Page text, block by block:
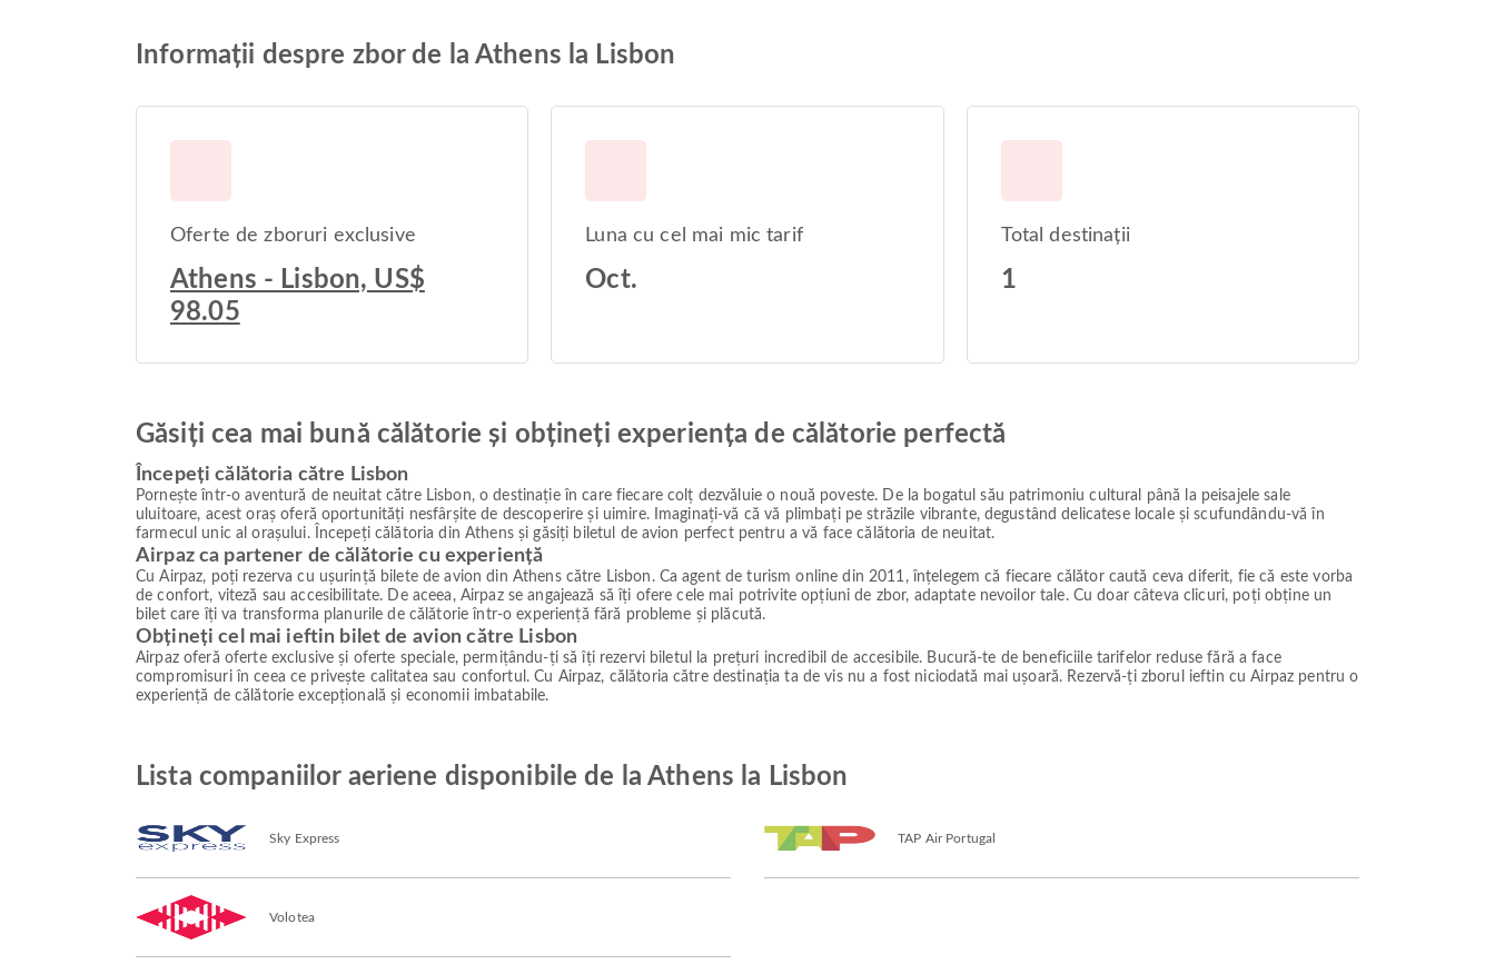
Informații despre zbor de la Athens la Lisbon
Oferte de zboruri exclusive
Athens - Lisbon, US$
98.05
Luna cu cel mai mic tarif
Oct.
Total destinații
1
Găsiți cea mai bună călătorie și obțineți experiența de călătorie perfectă
Începeți călătoria către Lisbon
Pornește într-o aventură de neuitat către Lisbon, o destinație în care fiecare colț dezvăluie o nouă poveste. De la bogatul său patrimoniu cultural până la peisajele sale
uluitoare, acest oraș oferă oportunități nesfârșite de descoperire și uimire. Imaginați-vă că vă plimbați pe străzile vibrante, degustând delicatese locale și scufundându-vă în
farmecul unic al orașului. Începeți călătoria din Athens și găsiți biletul de avion perfect pentru a vă face călătoria de neuitat.
Airpaz ca partener de călătorie cu experiență
Cu Airpaz, poți rezerva cu ușurință bilete de avion din Athens către Lisbon. Ca agent de turism online din 2011, înțelegem că fiecare călător caută ceva diferit, fie că este vorba
de confort, viteză sau accesibilitate. De aceea, Airpaz se angajează să îți ofere cele mai potrivite opțiuni de zbor, adaptate nevoilor tale. Cu doar câteva clicuri, poți obține un
bilet care îți va transforma planurile de călătorie într-o experiență fără probleme și plăcută.
Obțineți cel mai ieftin bilet de avion către Lisbon
Airpaz oferă oferte exclusive și oferte speciale, permițându-ți să îți rezervi biletul la prețuri incredibil de accesibile. Bucură-te de beneficiile tarifelor reduse fără a face
compromisuri în ceea ce privește calitatea sau confortul. Cu Airpaz, călătoria către destinația ta de vis nu a fost niciodată mai ușoară. Rezervă-ți zborul ieftin cu Airpaz pentru o
experiență de călătorie excepțională și economii imbatabile.
Lista companiilor aeriene disponibile de la Athens la Lisbon
Sky Express TAP Air Portugal
Volotea